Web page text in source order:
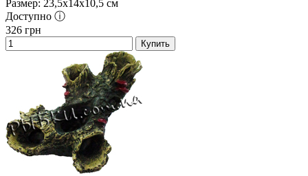
Размер: 23,5х14х10,5 см
Доступно ⓘ
326 грн
Купить